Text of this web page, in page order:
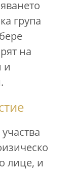
група
на
и
лице, и